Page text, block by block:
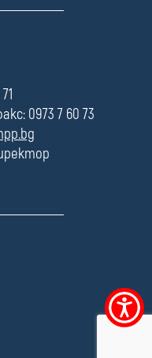
Меню
за
0973 7 60 73